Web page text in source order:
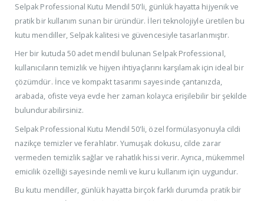
Selpak Professional Kutu Mendil 50'li, günlük hayatta hijyenik ve
pratik bir kullanım sunan bir üründür. İleri teknolojiyle üretilen bu
kutu mendiller, Selpak kalitesi ve güvencesiyle tasarlanmıştır.
Her bir kutuda 50 adet mendil bulunan Selpak Professional,
kullanıcıların temizlik ve hijyen ihtiyaçlarını karşılamak için ideal bir
çözümdür. İnce ve kompakt tasarımı sayesinde çantanızda,
arabada, ofiste veya evde her zaman kolayca erişilebilir bir şekilde
bulundurabilirsiniz.
Selpak Professional Kutu Mendil 50'li, özel formülasyonuyla cildi
nazikçe temizler ve ferahlatır. Yumuşak dokusu, cilde zarar
vermeden temizlik sağlar ve rahatlık hissi verir. Ayrıca, mükemmel
emicilik özelliği sayesinde nemli ve kuru kullanım için uygundur.
Bu kutu mendiller, günlük hayatta birçok farklı durumda pratik bir